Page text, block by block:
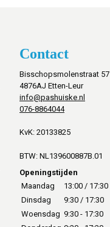
Contact
Bisschopsmolenstraat 57
4876AJ Etten-Leur
info@pashuiske.nl
076-8864044
KvK: 20133825
BTW: NL139600887B.01
Openingstijden
Maandag
13:00 / 17:30
Dinsdag
9:30 / 17:30
Woensdag 9:30 - 17:30